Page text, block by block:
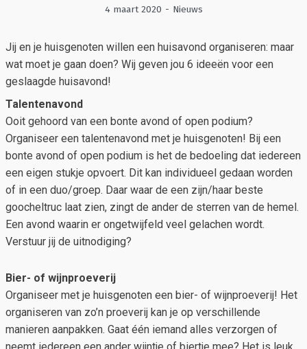
4 maart 2020 - Nieuws
Jij en je huisgenoten willen een huisavond organiseren: maar
wat moet je gaan doen? Wij geven jou 6 ideeën voor een
geslaagde huisavond!
Talentenavond
Ooit gehoord van een bonte avond of open podium?
Organiseer een talentenavond met je huisgenoten! Bij een
bonte avond of open podium is het de bedoeling dat iedereen
een eigen stukje opvoert. Dit kan individueel gedaan worden
of in een duo/groep. Daar waar de een zijn/haar beste
goocheltruc laat zien, zingt de ander de sterren van de hemel.
Een avond waarin er ongetwijfeld veel gelachen wordt.
Verstuur jij de uitnodiging?
Bier- of wijnproeverij
Organiseer met je huisgenoten een bier- of wijnproeverij! Het
organiseren van zo’n proeverij kan je op verschillende
manieren aanpakken. Gaat één iemand alles verzorgen of